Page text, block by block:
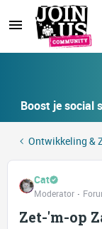
Boost je social
Ontwikkeling &
Cat
Moderator
Zet-'m-op